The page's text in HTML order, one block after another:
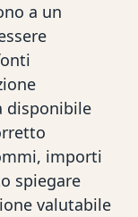
a un
disponibile
importi
spiegare
valutabile